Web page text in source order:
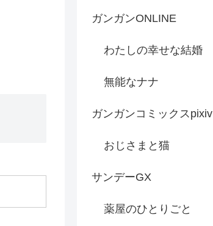
ガンガンONLINE
わたしの幸せな結婚
無能なナナ
ガンガンコミックスpixiv
おじさまと猫
サンデーGX
薬屋のひとりごと